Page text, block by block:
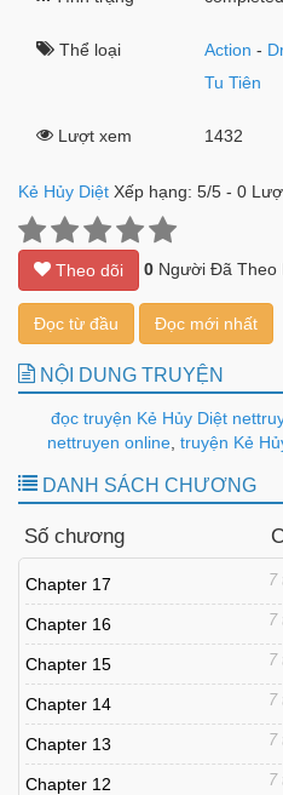
Thể loại Action -
Tu Tiên
Lượt xem 1432
Kẻ Hủy Diệt Xếp hạng: 5/5 - 0
Theo dõi 0 Người Đã Theo
Đọc từ đầu Đọc mới nhất
NỘI DUNG TRUYỆN
đọc truyện Kẻ Hủy Diệt
nettruyen online, truyện Kẻ
DANH SÁCH CHƯƠNG
Số chương
Chapter 17 7
Chapter 16 7
Chapter 15 7
Chapter 14 7
Chapter 13 7
Chapter 12 7